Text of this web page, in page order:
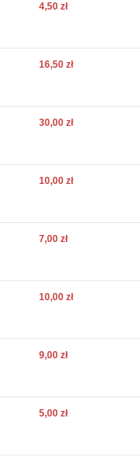
4,50 zł
16,50 zł
30,00 zł
10,00 zł
7,00 zł
10,00 zł
9,00 zł
5,00 zł